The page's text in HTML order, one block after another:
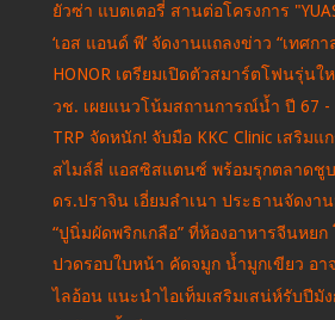
ยัวซ่า แบตเตอรี่ สานต่อโครงการ
‘เอส แอนด์ พี’ จัดงานแถลงข่าว “เทศก
HONOR เตรียมเปิดตัวสมาร์ตโฟนรุ่นใ
วช. เผยแนวโน้มสถานการณ์น้ำ ปี 67 -
TRP จัดหนัก! จับมือ KKC Clinic เสริมแ
สไมล์ลี่ แอสซิสแตนซ์ พร้อมรุกตลาดชูบ
ดร.ปราจิน เอี่ยมลำเนา ประธานจัดงา
“ปูนิ่มผัดพริกเกลือ” ที่ห้องอาหารจีนหยก
ปวดรอบใบหน้า คัดจมูก น้ำมูกเขียว อาจ
ไลอ้อน แนะนำไอเท็มเสริมเสน่ห์รับปีมั